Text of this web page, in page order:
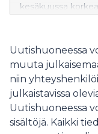
kesäkuussa
Uutishuoneessa
muuta
niin
julkaistavissa
Uutishuoneessa
sisältöjä. Kaikki